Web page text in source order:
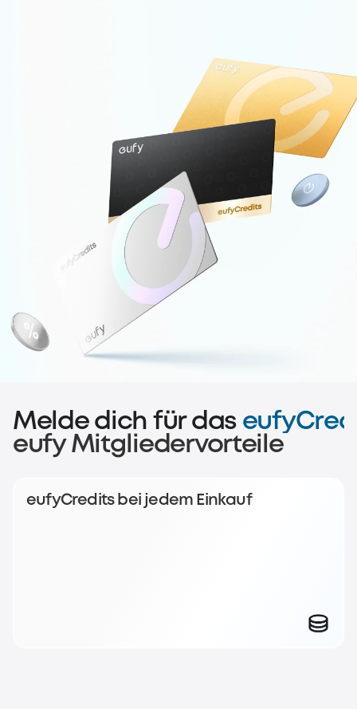
Melde dich für das
Werde Mitglied und sammle eufyCredits bei jedem
Jetzt beitreten Einloggen
eufy Mitgliedervorteile
eufyCredits bei jedem Einkauf